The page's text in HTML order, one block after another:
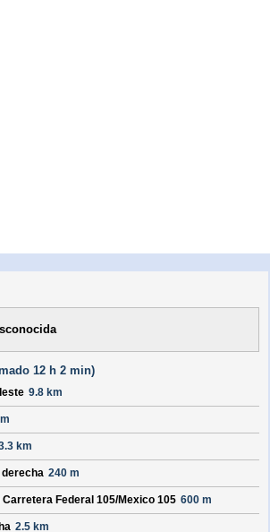
12 h 2 min)
9.8 km
km
240 m
Carretera Federal 105/Mexico 105 600 m
2.5 km